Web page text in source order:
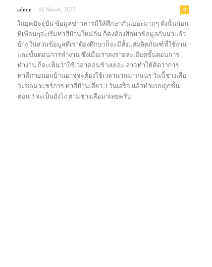
admin - 10 March, 2023 0
ในยุคปัจจุบัน ข้อมูลข่าวสารมีให้ศึกษากันเยอะมากๆ ดังนั้นก่อน
ที่เพื่อนๆจะเริ่มทาสีบ้านใหม่กัน ก็คงต้องศึกษาข้อมูลกันมาเเล้ว
บ้าง ในส่วนข้อมูลที่เราต้องศึกษาก็จะมีตั้งเเต่ผลิตภัณฑ์ที่ใช้งาน
และขั้นตอนการทำงาน ซึ่งเมื่อเราลงรายละเอียดขั้นตอนการ
ทำงาน ก็จะเห็นว่าใช้เวลาค่อนข้างเยอะ อาจทำให้คิดว่าการ
ทาสีภายนอกบ้านอาจจะต้องใช้เวลานานมากแน่ๆ วันนี้ช่างเสือ
จะขอมาเเชร์การ ทาสีบ้านเดี่ยว 3 วันเสร็จ แล้วทำแบบถูกขั้น
ตอน !! จะเป็นยังไง ตามช่างเสือมาเลยครับ